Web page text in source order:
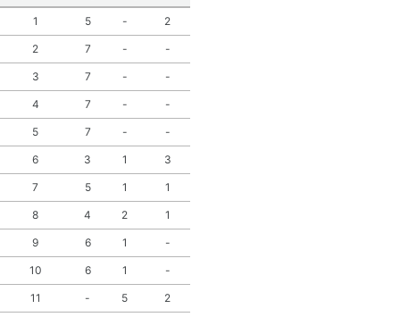
1 5 - 2
2 7 - -
3 7 - -
4 7 - -
5 7 - -
6 3 1 3
7 5 1 1
8 4 2 1
9 6 1 -
10 6 1 -
11 - 5 2